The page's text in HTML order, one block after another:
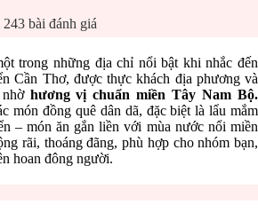
bài đánh giá
trong những địa chỉ nổi bật khi nhắc đến
Cần Thơ, được thực khách địa phương và
hương vị chuẩn miền Tây Nam Bộ.
món đồng quê dân dã, đặc biệt là lẩu mắm
– món ăn gắn liền với mùa nước nổi miền
rãi, thoáng đãng, phù hợp cho nhóm bạn,
hoan đông người.